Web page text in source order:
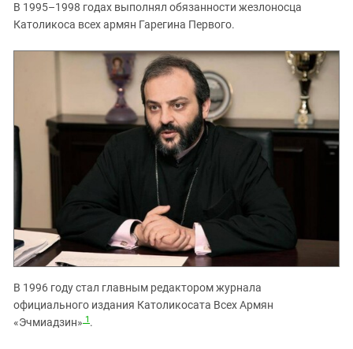
В 1995–1998 годах выполнял обязанности жезлоносца
Католикоса всех армян Гарегина Первого.
В 1996 году стал главным редактором журнала
официального издания Католикосата Всех Армян
«Эчмиадзин» 1 .